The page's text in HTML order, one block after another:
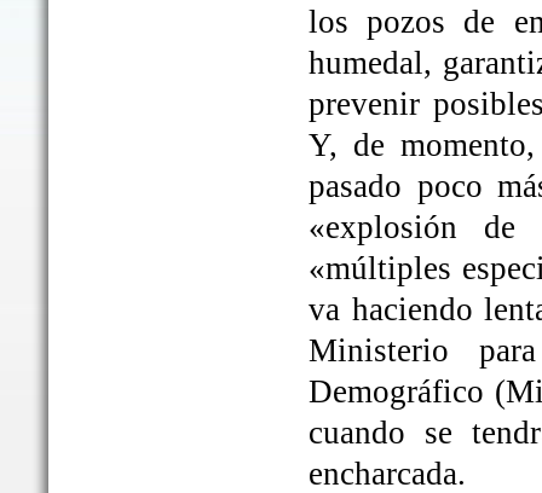
los pozos de
humedal,
prevenir
Y, de
pasado poco
«explosión
«múltiples
va haciendo
Ministerio
Demográfico
cuando se
encharcada.